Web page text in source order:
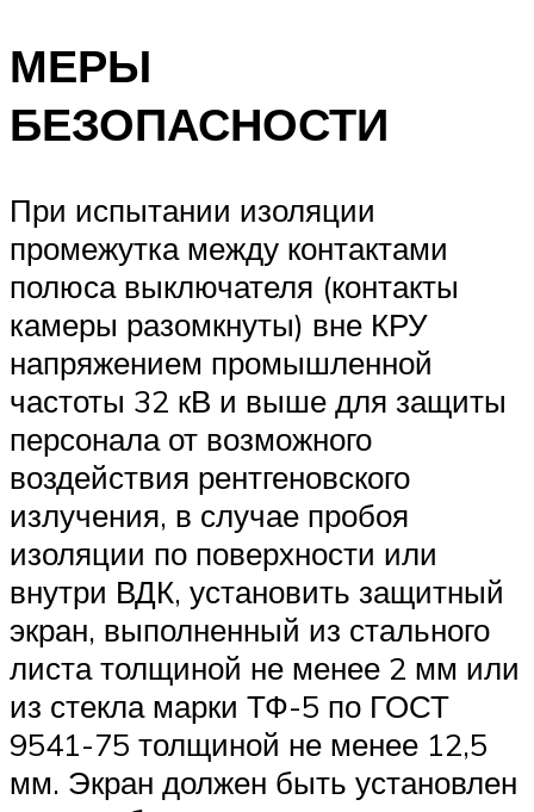
МЕРЫ
БЕЗОПАСНОСТИ
При испытании изоляции
промежутка между контактами
полюса выключателя (контакты
камеры разомкнуты) вне КРУ
напряжением промышленной
частоты 32 кВ и выше для защиты
персонала от возможного
воздействия рентгеновского
излучения, в случае пробоя
изоляции по поверхности или
внутри ВДК, установить защитный
экран, выполненный из стального
листа толщиной не менее 2 мм или
из стекла марки ТФ-5 по ГОСТ
9541-75 толщиной не менее 12,5
мм. Экран должен быть установлен